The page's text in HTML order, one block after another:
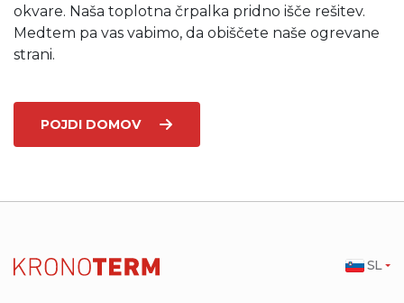
okvare. Naša toplotna črpalka pridno išče rešitev.
Medtem pa vas vabimo, da obiščete naše ogrevane
strani.
POJDI DOMOV
SL